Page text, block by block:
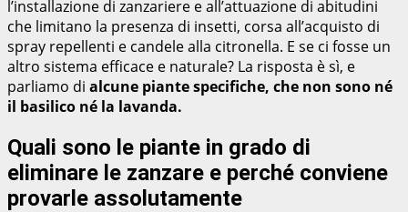
l’installazione di zanzariere e all’attuazione di abitudini
che limitano la presenza di insetti, corsa all’acquisto di
spray repellenti e candele alla citronella. E se ci fosse un
altro sistema efficace e naturale? La risposta è sì, e
parliamo di alcune piante specifiche, che non sono né
il basilico né la lavanda.
Quali sono le piante in grado di
eliminare le zanzare e perché conviene
provarle assolutamente